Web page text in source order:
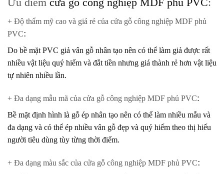
+ Độ thẩm mỹ cao và giá rẻ của cửa gỗ công nghiệp MDF phủ
PVC:
Do bề mặt PVC giả vân gỗ nhân tạo nên có thể làm giả được rất
nhiều vật liệu quý hiếm và đắt tiền nhưng giá thành rẻ hơn vật liệu
tự nhiên nhiều lần.
+ Đa dạng mẫu mã của cửa gỗ công nghiệp MDF phủ PVC:
Bề mặt định hình là gỗ ép nhân tạo nên có thể làm nhiều mẫu và
đa dạng và có thể ép nhiều vân gỗ đẹp và quý hiếm theo thị hiếu
người tiêu dùng tùy từng thời điểm.
+ Đa dạng màu sắc của cửa gỗ công nghiệp MDF phủ PVC: